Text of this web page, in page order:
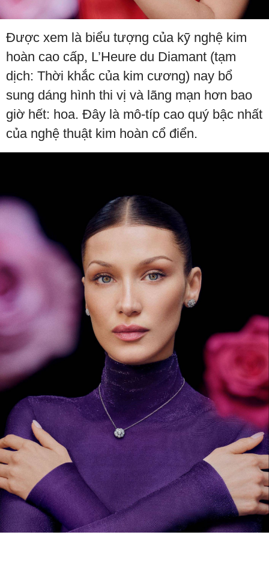
Được xem là biểu tượng của kỹ nghệ kim
hoàn cao cấp, L’Heure du Diamant (tạm
dịch: Thời khắc của kim cương) nay bổ
sung dáng hình thi vị và lãng mạn hơn bao
giờ hết: hoa. Đây là mô-típ cao quý bậc nhất
của nghệ thuật kim hoàn cổ điển.